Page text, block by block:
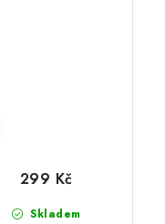
Skladem
299 Kč